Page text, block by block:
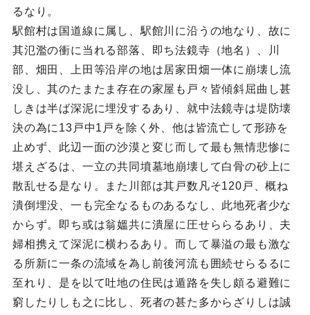
るなり。
駅館村は国道線に属し、駅館川に沿うの地なり、故に
其氾濫の衝に当れる部落、即ち法鏡寺（地名）、川
部、畑田、上田等沿岸の地は居家田畑一体に崩壊し流
没し、其のたまたま存在の家屋も戸々皆傾斜屈曲し甚
しきは半ば深泥に埋没するあり、就中法鏡寺は堤防壊
決の為に13戸中1戸を除く外、他は皆流亡して形跡を
止めず、此辺一面の沙漠と変じ而して最も無情悲惨に
堪えざるは、一立の共同墳墓地崩壊して白骨の砂上に
散乱せる是なり。また川部は其戸数凡そ120戸、概ね
潰倒埋没、一も完全なるものあるなし、此地死者少な
からず。即ち或は翁媼共に潰屋に圧せららるあり、夫
婦相携えて深泥に横わるあり。而して暴溢の最も激な
る所新に一条の流域を為し前後河流も囲続せらるるに
至れり、是を以て吐地の住民は遁路を失し頗る避難に
窮したりしも之に比し、死者の甚た多からざりしは誠